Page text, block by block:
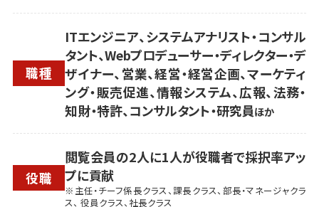
職種
ITエンジニア、システムアナリスト・コンサル
タント、Webプロデューサー・ディレクター・デ
ザイナー、営業、経営・経営企画、マーケティ
ング・販売促進、情報システム、広報、法務・
知財・特許、コンサルタント・研究員ほか
役職
閲覧会員の2人に1人が役職者で採択率アッ
プに貢献
※主任・チーフ係長クラス、課長クラス、部長・マネージャクラ
ス、 役員クラス、社長クラス